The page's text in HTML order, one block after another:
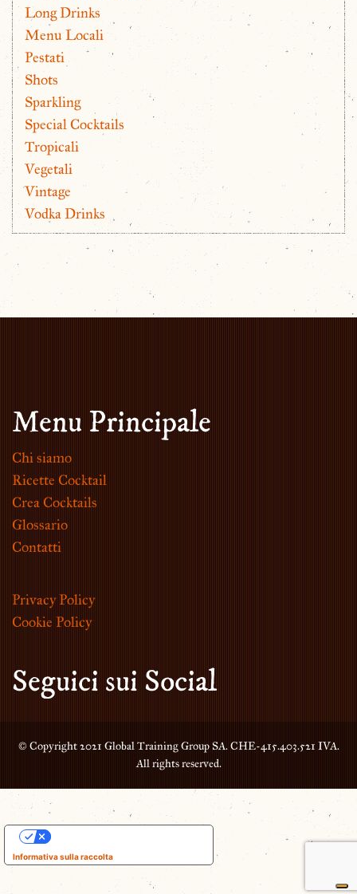
Long Drinks
Menu Locali
Pestati
Shots
Sparkling
Special Cocktails
Tropicali
Vegetali
Vintage
Vodka Drinks
Menu Principale
Chi siamo
Ricette Cocktail
Crea Cocktails
Glossario
Contatti
Privacy Policy
Cookie Policy
Seguici sui Social
© Copyright 2021 Global Training Group SA. CHE-415.403.521 IVA.
All rights reserved.
Informativa sulla raccolta